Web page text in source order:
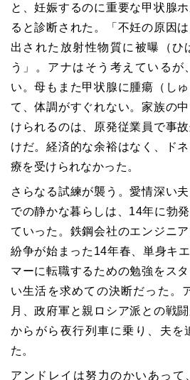
と、妊娠するのに重要な甲状腺
ると診断された。「不妊の原因
出された放射性物質に被曝（ひ
う」。アナはそう考えているが
い。母もまた甲状腺に腫瘍（し
て、体調がすぐれない。家族の
けられるのは、原発従業員で事
けだ。経済的な余裕はなく、ド
療を受けられなかった。
さらなる試練が襲う。愛情深い
での静かな暮らしは、14年に勃
ていった。鉄鋼会社のエンジニ
紛争が始まった14年春、単身キ
マーに転職するための勉強をス
い生活を求めての決断だった。
月、政府軍と親ロシア派との戦
からがら夜行列車に乗り、夫を
た。
アンドレイは努力のかいあっ